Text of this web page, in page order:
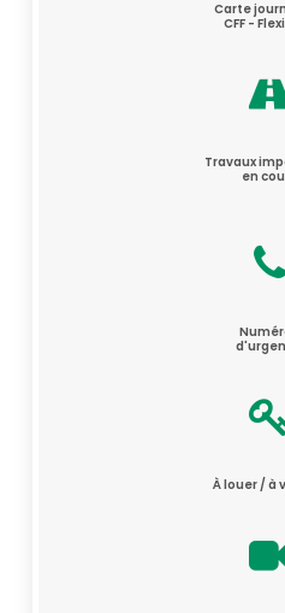
Carte
CFF -
Travaux
en
À louer / à